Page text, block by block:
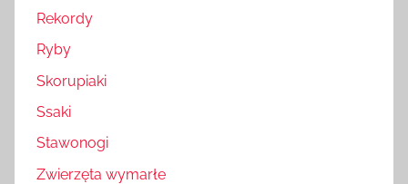
Rekordy
Ryby
Skorupiaki
Ssaki
Stawonogi
Zwierzęta wymarłe